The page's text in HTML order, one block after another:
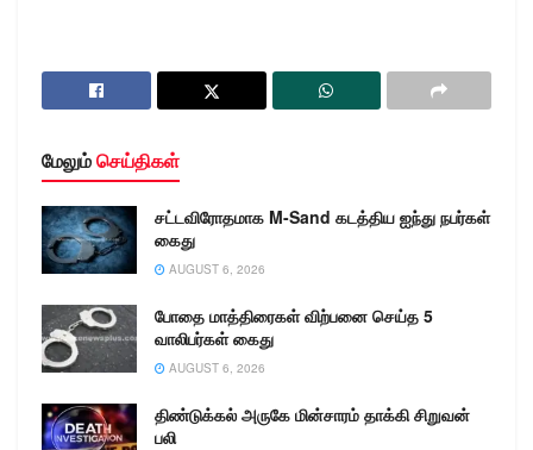
மேலும்செய்திகள்
சட்டவிரோதமாக M-Sand கடத்திய ஐந்து நபர்கள்
கைது
AUGUST 6, 2026
போதை மாத்திரைகள் விற்பனை செய்த 5
வாலிபர்கள் கைது
AUGUST 6, 2026
திண்டுக்கல் அருகே மின்சாரம் தாக்கி சிறுவன்
பலி